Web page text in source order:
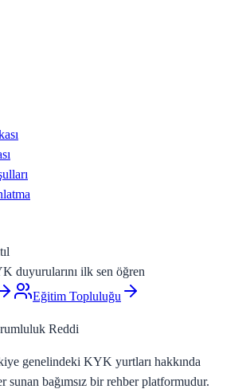
duyurularını ilk sen öğren
Eğitim Topluluğu
Reddi
genelindeki KYK yurtları hakkında
bağımsız bir rehber platformudur.